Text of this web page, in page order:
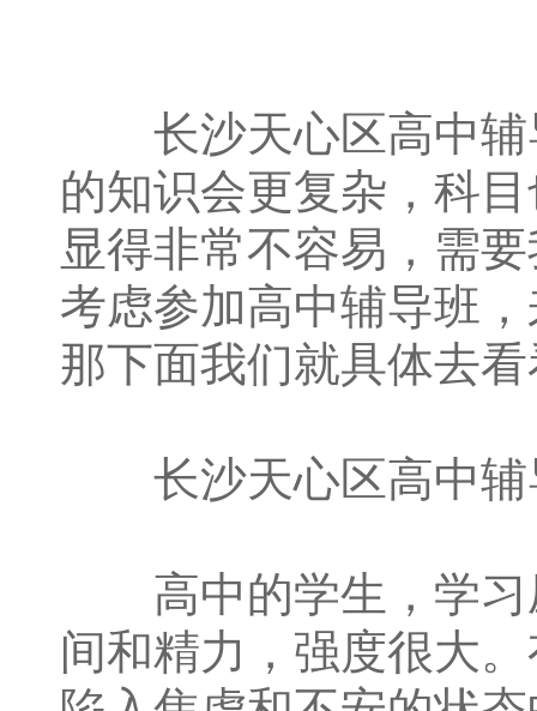
长沙天心区高中辅
的知识会更复杂，科
显得非常不容易，需
考虑参加高中辅导班
那下面我们就具体去
长沙天心区高中辅
高中的学生，学习
间和精力，强度很大